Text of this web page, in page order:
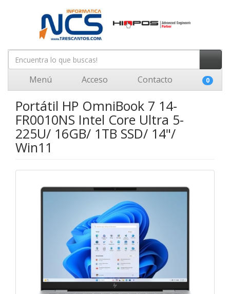
Menú Acceso Contacto 0
Portátil HP OmniBook 7 14-
FR0010NS Intel Core Ultra 5-
225U/ 16GB/ 1TB SSD/ 14"/
Win11